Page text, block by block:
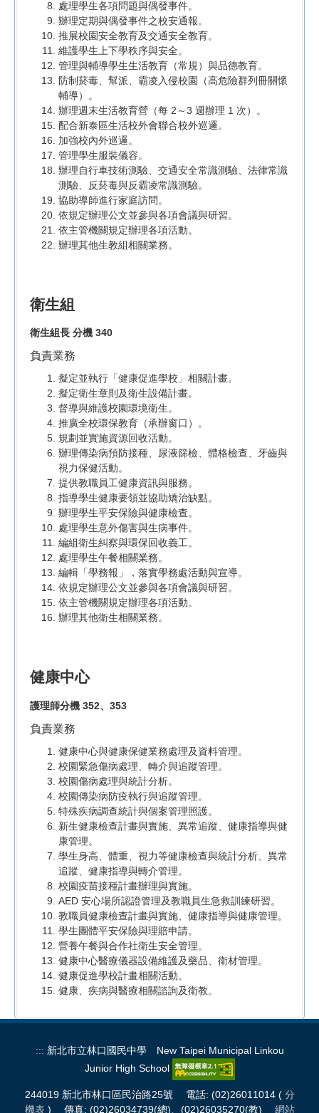
處理學生各項問題與偶發事件。
辦理定期與偶發事件之校安通報。
推展校園安全教育及交通安全教育。
維護學生上下學秩序與安全。
管理與輔導學生生活教育（常規）與品德教育。
防制菸毒、幫派、霸凌入侵校園（高危險群列冊關懷
輔導）。
辦理週末生活教育營（每 2～3 週辦理 1 次）。
配合新泰區生活校外會聯合校外巡邏。
加強校內外巡邏。
管理學生服裝儀容。
辦理自行車技術測驗、交通安全常識測驗、法律常識
測驗、反菸毒與反霸凌常識測驗。
協助導師進行家庭訪問。
依規定辦理公文並參與各項會議與研習。
依主管機關規定辦理各項活動。
辦理其他生教組相關業務。
衛生組
衛生組長 分機 340
負責業務
擬定並執行「健康促進學校」相關計畫。
擬定衛生章則及衛生設備計畫。
督導與維護校園環境衛生。
推廣全校環保教育（承辦窗口）。
規劃並實施資源回收活動。
辦理傳染病預防接種、尿液篩檢、體格檢查、牙齒與
視力保健活動。
提供教職員工健康資訊與服務。
指導學生健康要領並協助矯治缺點。
辦理學生平安保險與健康檢查。
處理學生意外傷害與生病事件。
編組衛生糾察與環保回收義工。
處理學生午餐相關業務。
編輯「學務報」，落實學務處活動與宣導。
依規定辦理公文並參與各項會議與研習。
依主管機關規定辦理各項活動。
辦理其他衛生相關業務。
健康中心
護理師分機 352、353
負責業務
健康中心與健康保健業務處理及資料管理。
校園緊急傷病處理、轉介與追蹤管理。
校園傷病處理與統計分析。
校園傳染病防疫執行與追蹤管理。
特殊疾病調查統計與個案管理照護。
新生健康檢查計畫與實施、異常追蹤、健康指導與健
康管理。
學生身高、體重、視力等健康檢查與統計分析、異常
追蹤、健康指導與轉介管理。
校園疫苗接種計畫辦理與實施。
AED 安心場所認證管理及教職員生急救訓練研習。
教職員健康檢查計畫與實施、健康指導與健康管理。
學生團體平安保險與理賠申請。
營養午餐與合作社衛生安全管理。
健康中心醫療儀器設備維護及藥品、衛材管理。
健康促進學校計畫相關活動。
健康、疾病與醫療相關諮詢及衛教。
::: 新北市立林口國民中學 New Taipei Municipal Linkou
Junior High School
244019 新北市林口區民治路25號 電話: (02)26011014 ( 分
機表 ) 傳真: (02)26034739(總)、(02)26035270(教) 網站